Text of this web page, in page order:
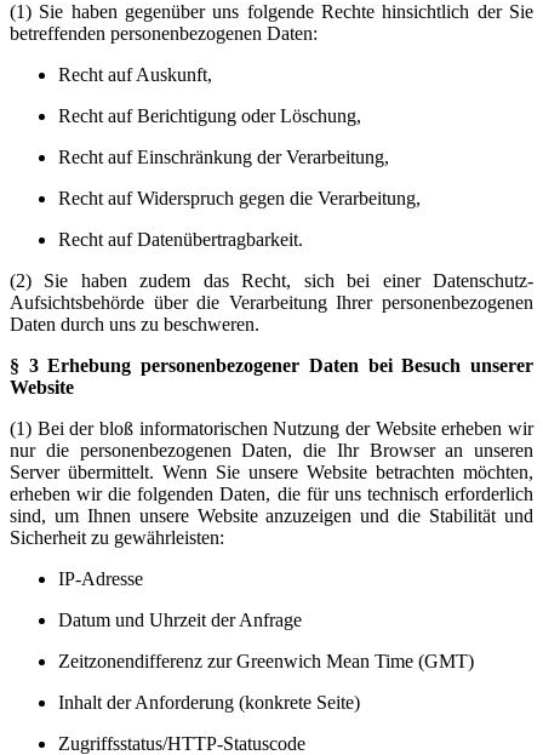
(1) Sie haben gegenüber uns folgende Rechte hinsichtlich der Sie
betreffenden personenbezogenen Daten:
Recht auf Auskunft,
Recht auf Berichtigung oder Löschung,
Recht auf Einschränkung der Verarbeitung,
Recht auf Widerspruch gegen die Verarbeitung,
Recht auf Datenübertragbarkeit.
(2) Sie haben zudem das Recht, sich bei einer Datenschutz-
Aufsichtsbehörde über die Verarbeitung Ihrer personenbezogenen
Daten durch uns zu beschweren.
§ 3 Erhebung personenbezogener Daten bei Besuch unserer
Website
(1) Bei der bloß informatorischen Nutzung der Website erheben wir
nur die personenbezogenen Daten, die Ihr Browser an unseren
Server übermittelt. Wenn Sie unsere Website betrachten möchten,
erheben wir die folgenden Daten, die für uns technisch erforderlich
sind, um Ihnen unsere Website anzuzeigen und die Stabilität und
Sicherheit zu gewährleisten:
IP-Adresse
Datum und Uhrzeit der Anfrage
Zeitzonendifferenz zur Greenwich Mean Time (GMT)
Inhalt der Anforderung (konkrete Seite)
Zugriffsstatus/HTTP-Statuscode